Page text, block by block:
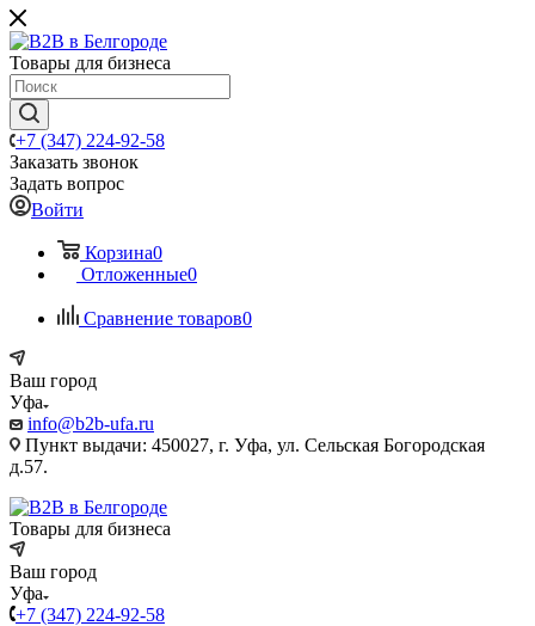
Товары для бизнеса
+7 (347) 224-92-58
Заказать звонок
Задать вопрос
Войти
Корзина0
Отложенные0
Сравнение товаров0
Ваш город
Уфа
info@b2b-ufa.ru
Пункт выдачи: 450027, г. Уфа, ул. Сельская Богородская
д.57.
Товары для бизнеса
Ваш город
Уфа
+7 (347) 224-92-58